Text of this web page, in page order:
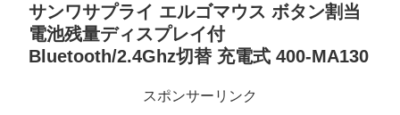
サンワサプライ エルゴマウス ボタン割当
電池残量ディスプレイ付
Bluetooth/2.4Ghz切替 充電式 400-MA130
スポンサーリンク